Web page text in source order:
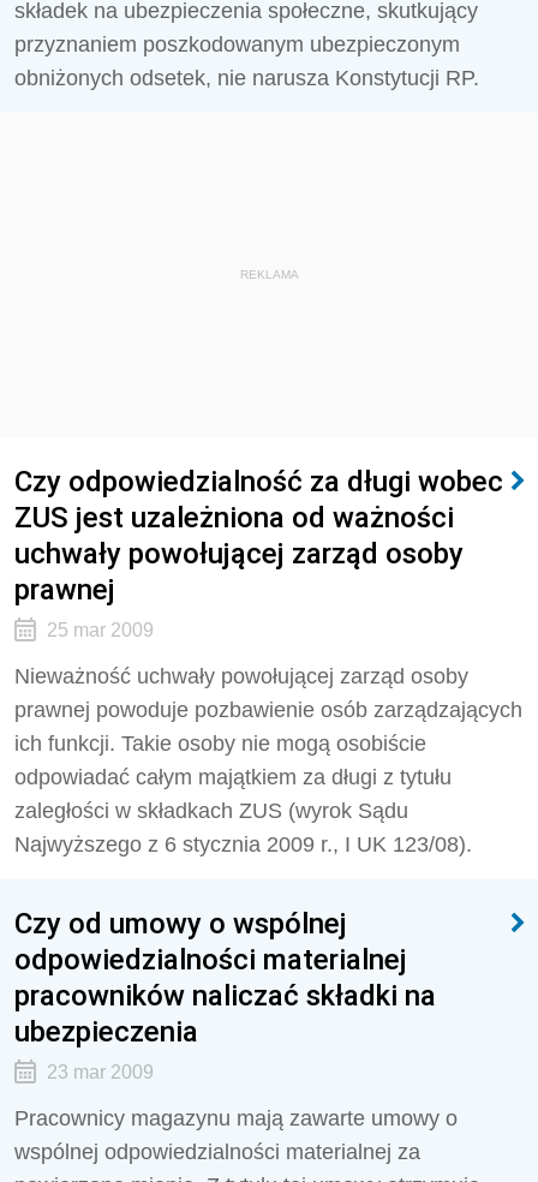
składek na ubezpieczenia społeczne, skutkujący
przyznaniem poszkodowanym ubezpieczonym
obniżonych odsetek, nie narusza Konstytucji RP.
REKLAMA
Czy odpowiedzialność za długi wobec
ZUS jest uzależniona od ważności
uchwały powołującej zarząd osoby
prawnej
25 mar 2009
Nieważność uchwały powołującej zarząd osoby
prawnej powoduje pozbawienie osób zarządzających
ich funkcji. Takie osoby nie mogą osobiście
odpowiadać całym majątkiem za długi z tytułu
zaległości w składkach ZUS (wyrok Sądu
Najwyższego z 6 stycznia 2009 r., I UK 123/08).
Czy od umowy o wspólnej
odpowiedzialności materialnej
pracowników naliczać składki na
ubezpieczenia
23 mar 2009
Pracownicy magazynu mają zawarte umowy o
wspólnej odpowiedzialności materialnej za